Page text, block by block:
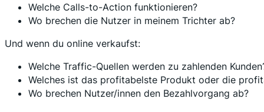
Welche Calls-to-Action funktionieren?
Wo brechen die Nutzer in meinem Trichter ab?
Und wenn du online verkaufst:
Welche Traffic-Quellen werden zu zahlenden
Welches ist das profitabelste Produkt oder die
Wo brechen Nutzer/innen den Bezahlvorgang ab?